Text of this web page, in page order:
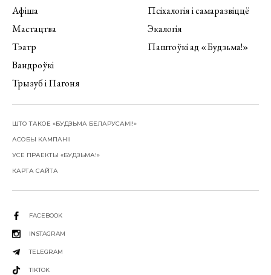
Афіша
Мастацтва
Тэатр
Вандроўкі
Трызуб і Пагоня
Псіхалогія і самаразвіццё
Экалогія
Паштоўкі ад «Будзьма!»
ШТО ТАКОЕ «БУДЗЬМА БЕЛАРУСАМІ!»
АСОБЫ КАМПАНІІ
УСЕ ПРАЕКТЫ «БУДЗЬМА!»
КАРТА САЙТА
FACEBOOK
INSTAGRAM
TELEGRAM
TIKTOK